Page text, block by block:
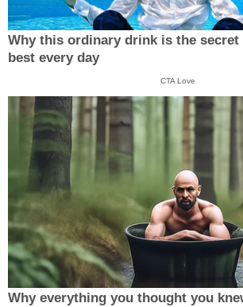
Why this ordinary drink is the
best every day
CTA Love
Why everything you thought you